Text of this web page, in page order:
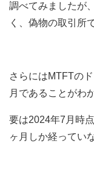
調べてみましたが
く、偽物の取引所
さらにはMTFTの
月であることがわ
要は2024年7月時
ヶ月しか経ってい